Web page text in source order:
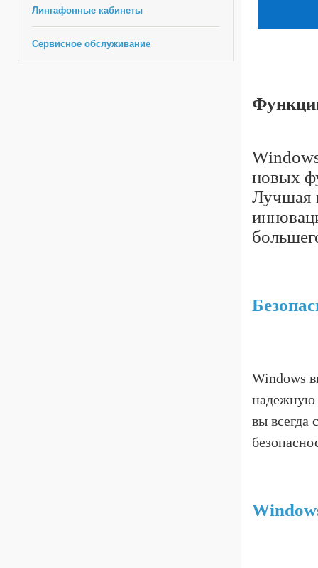
Лингафонные кабинеты
Сервисное обслуживание
новых
Лучшая
Windows
надежную
вы всегда